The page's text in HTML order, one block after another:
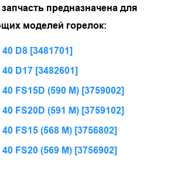
предназначена для
моделей горелок:
40 D8 [3481701]
40 D17 [3482601]
40 FS15D (590 M) [3759002]
40 FS20D (591 M) [3759102]
40 FS15 (568 M) [3756802]
40 FS20 (569 M) [3756902]